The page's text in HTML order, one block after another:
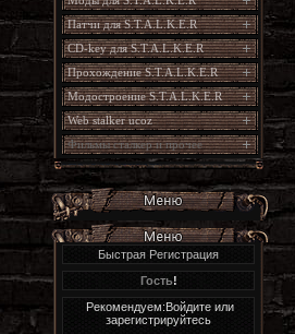
Патчи для S.T.A.L.K.E.R
CD-key для S.T.A.L.K.E.R
Прохождение S.T.A.L.K.E.R
Модостроение S.T.A.L.K.E.R
Web stalker ucoz
Фильмы сталкер и прочее
Быстрая Регистрация
Гость!
Рекомендуем:Войдите или
зарегистрируйтесь